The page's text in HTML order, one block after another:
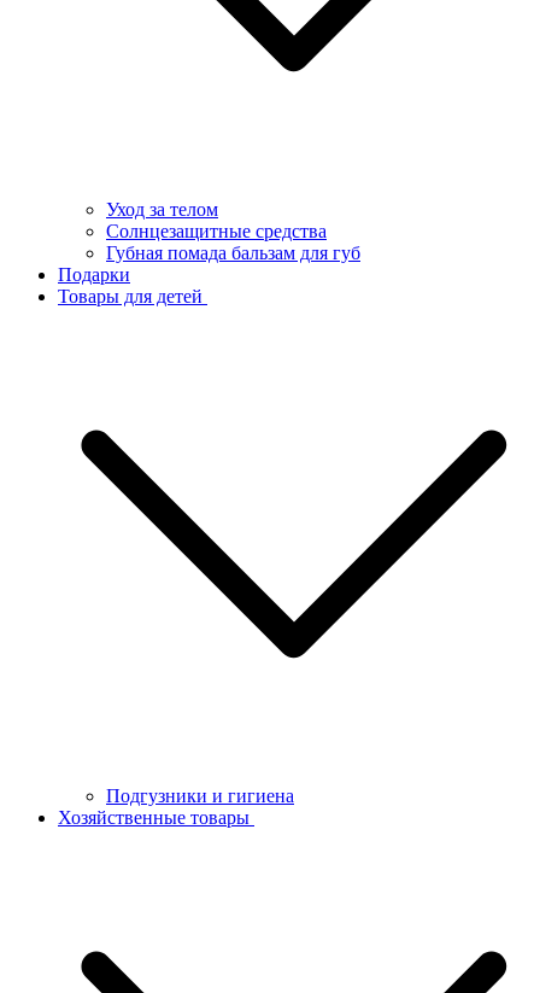
Уход за телом
Солнцезащитные средства
Губная помада бальзам для губ
Подарки
Товары для детей
Подгузники и гигиена
Хозяйственные товары